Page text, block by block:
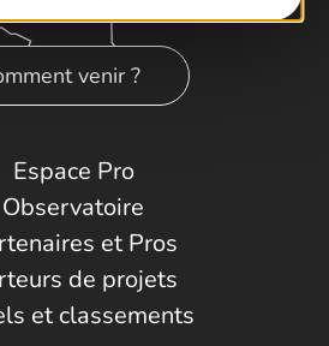
venir ?
Espace Pro
Observatoire
et Pros
de projets
et classements